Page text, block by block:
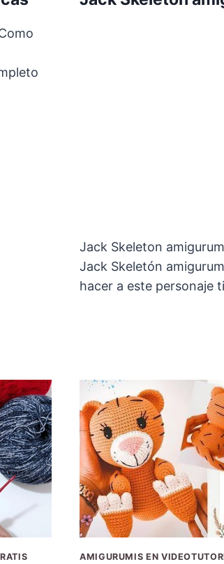
Jack Skeleton
Jack Skeletón
hacer a este personaje
AMIGURUMIS EN